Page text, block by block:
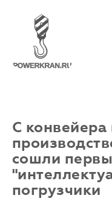
С
сошли
погрузчики